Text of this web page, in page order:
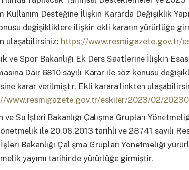
Kullanım Desteğine İlişkin Kararda Değişiklik
değişikliklere ilişkin ekli kararın yürürlüğe
ulaşabilirsiniz: https://www.resmigazete.gov.tr/
ve Spor Bakanlığı Ek Ders Saatlerine İlişkin
Dair 6810 sayılı Karar ile söz konusu
karar verilmiştir. Ekli karara linkten
www.resmigazete.gov.tr/eskiler/2023/02/
ve Su İşleri Bakanlığı Çalışma Grupları
ile 20.08.2013 tarihli ve 28741 sayılı
Bakanlığı Çalışma Grupları Yönetmeliği
yayımı tarihinde yürürlüğe girmiştir.